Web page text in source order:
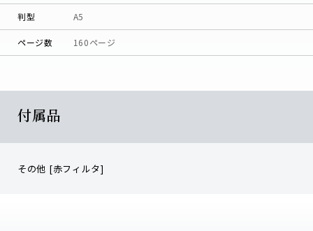
判型 A5
ページ数 160ページ
付属品
その他 [赤フィルタ]